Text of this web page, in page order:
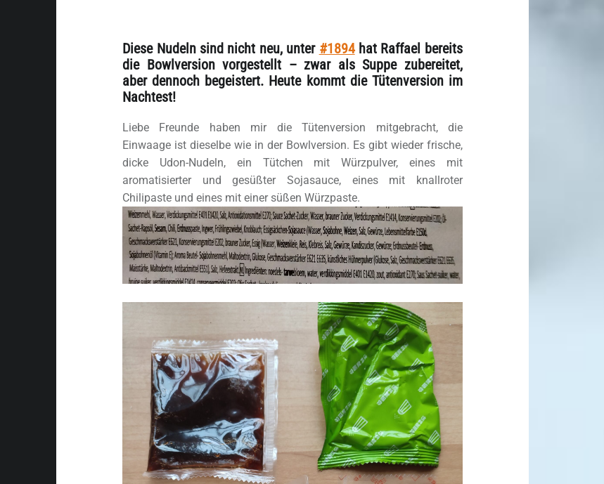
Diese Nudeln sind nicht neu, unter #1894hat Raffael bereits
die Bowlversion vorgestellt – zwar als Suppe zubereitet,
aber dennoch begeistert. Heute kommt die Tütenversion im
Nachtest!
Liebe Freunde haben mir die Tütenversion mitgebracht, die
Einwaage ist dieselbe wie in der Bowlversion. Es gibt wieder frische,
dicke Udon-Nudeln, ein Tütchen mit Würzpulver, eines mit
aromatisierter und gesüßter Sojasauce, eines mit knallroter
Chilipaste und eines mit einer süßen Würzpaste.